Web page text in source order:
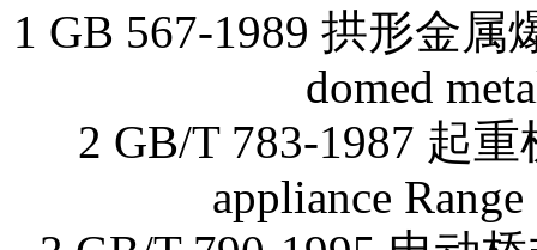
1 GB 567-1989 拱形金属
domed
2 GB/T 783-1987 起
appliance